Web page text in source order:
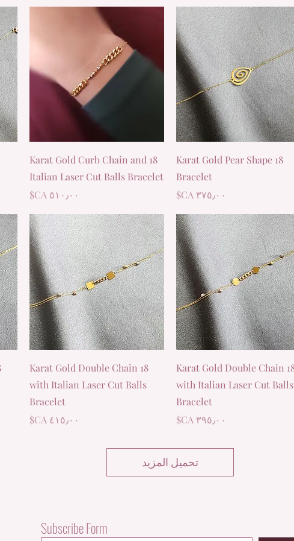
العرض السريع
18 Karat Gold Pear Shape
Bracelet
السعر
العرض السريع
18 Karat Gold Curb Chain and
Italian Laser Cut Balls Bracelet
السعر
العرض السريع
18 Karat Gold Double Chain
with Italian Laser Cut Balls
Bracelet
السعر
العرض السريع
18 Karat Gold Double Chain
with Italian Laser Cut Balls
Bracelet
السعر
تحميل المزيد
Subscribe Form